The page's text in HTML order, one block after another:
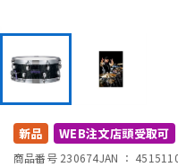
DTM オンライン納品
配信/ライブ機器
新品 WEB注文店頭受取可
商品番号 230674JAN ：